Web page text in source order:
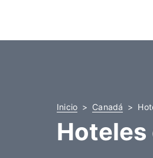
Inicio Canadá
Hoteles